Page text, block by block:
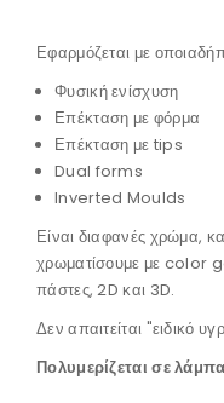
Εφαρμόζεται με
Φυσική ενίσχυση
Επέκταση με φόρμα
Επέκταση με tips
Dual forms
Inverted Moulds
Είναι διαφανές χρώμα,
χρωματίσουμε με color
πάστες, 2D και 3D.
Δεν απαιτείται "ειδικό
Πολυμερίζεται σε